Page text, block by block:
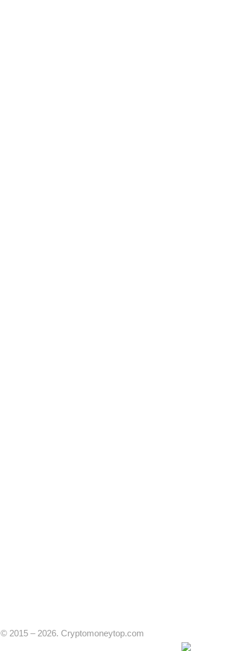
© 2015 – 2026. Cryptomoneytop.com